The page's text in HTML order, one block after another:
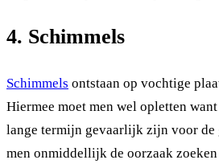
4. Schimmels
Schimmels ontstaan op vochtige
Hiermee moet men wel opletten
lange termijn gevaarlijk zijn voor de
men onmiddellijk de oorzaak